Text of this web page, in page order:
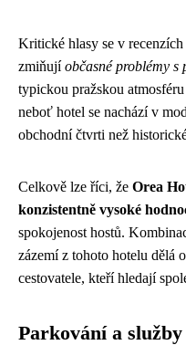
Kritické hlasy se v
zmiňujíobčasné problémy s
typickou pražskou
neboť hotel se nachází v
obchodní čtvrti než
Celkově lze říci, že Orea
konzistentně vysoké
spokojenost hostů.
zázemí z tohoto hotelu dělá
cestovatele, kteří hledají
Parkování a